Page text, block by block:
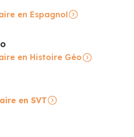
en Espagnol
en Histoire Géo
en SVT